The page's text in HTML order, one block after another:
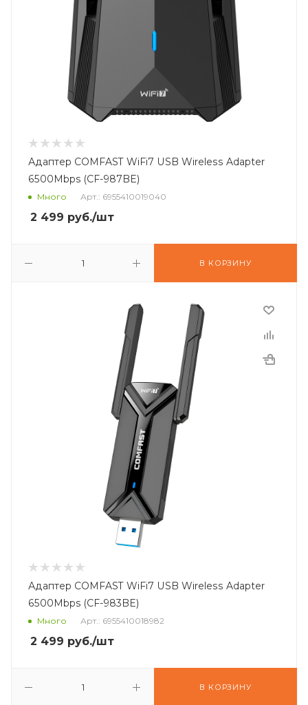
Адаптер COMFAST WiFi7 USB Wireless Adapter
6500Mbps (CF-987BE)
Много Арт.: 6955410019040
2 499 руб./шт
В КОРЗИНУ
Адаптер COMFAST WiFi7 USB Wireless Adapter
6500Mbps (CF-983BE)
Много Арт.: 6955410018982
2 499 руб./шт
В КОРЗИНУ